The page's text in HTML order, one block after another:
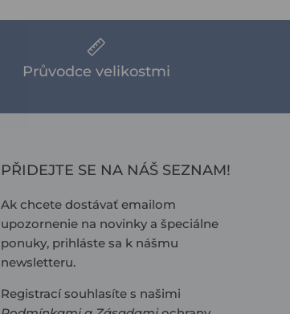
Průvodce velikostmi
PŘIDEJTE SE NA NÁŠ SEZNAM!
Ak chcete dostávať emailom
upozornenie na novinky a špeciálne
ponuky, prihláste sa k nášmu
newsletteru.
Registrací souhlasíte s našimi